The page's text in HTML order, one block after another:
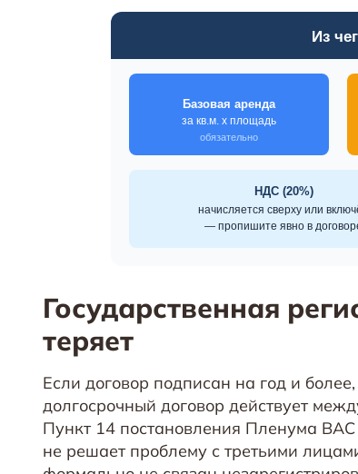
Государственная
теряет
Если договор подписан на год и
долгосрочный договор действует
Пункт 14 постановления Пленума
не решает проблему с третьими